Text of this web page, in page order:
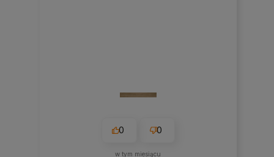
0 0
w tym miesiącu